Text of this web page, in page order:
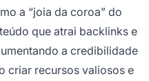
a “joia da coroa” do
que atrai backlinks e
a credibilidade
criar recursos valiosos e